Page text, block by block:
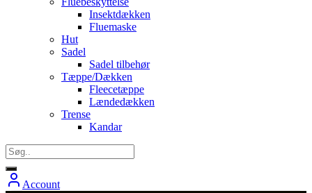
Insektdækken
Fluemaske
Hut
Sadel
Sadel tilbehør
Tæppe/Dækken
Fleecetæppe
Lændedækken
Trense
Kandar
Account